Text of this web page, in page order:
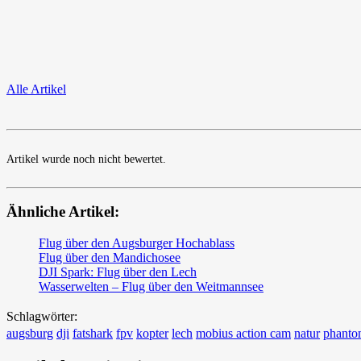
Alle Artikel
Artikel wurde noch nicht bewertet.
Ähnliche Artikel:
Flug über den Augsburger Hochablass
Flug über den Mandichosee
DJI Spark: Flug über den Lech
Wasserwelten – Flug über den Weitmannsee
Schlagwörter:
augsburg dji fatshark fpv kopter lech mobius action cam natur